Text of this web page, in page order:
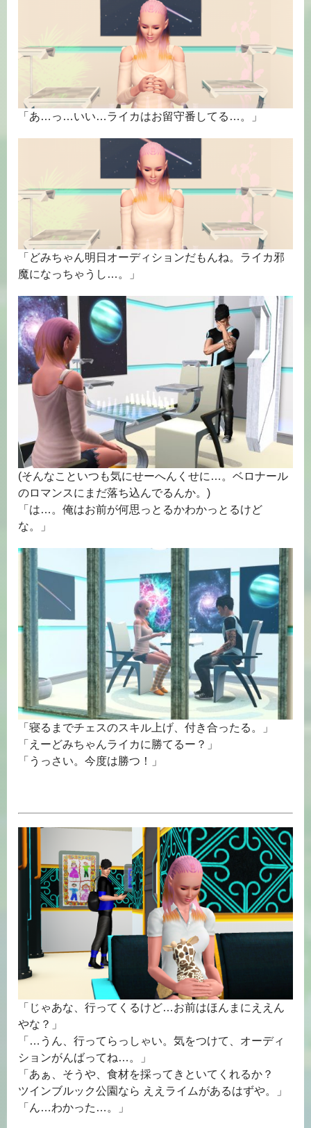
「あ…っ…いい…ライカはお留守番してる…。」
「どみちゃん明日オーディションだもんね。ライカ邪
魔になっちゃうし…。」
(そんなこといつも気にせーへんくせに…。ベロナール
のロマンスにまだ落ち込んでるんか。)
「は…。俺はお前が何思っとるかわかっとるけど
な。」
「寝るまでチェスのスキル上げ、付き合ったる。」
「えーどみちゃんライカに勝てるー？」
「うっさい。今度は勝つ！」
「じゃあな、行ってくるけど…お前はほんまにええん
やな？」
「…うん、行ってらっしゃい。気をつけて、オーディ
ションがんばってね…。」
「あぁ、そうや、食材を採ってきといてくれるか？
ツインブルック公園なら ええライムがあるはずや。」
「ん…わかった…。」